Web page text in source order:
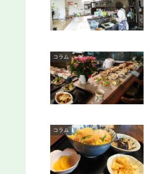
コラム
コラム